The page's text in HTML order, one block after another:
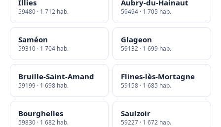
Illies
59480 · 1 712 hab.
Aubry-du-Hainaut
59494 · 1 705 hab.
Saméon
59310 · 1 704 hab.
Glageon
59132 · 1 699 hab.
Bruille-Saint-Amand
59199 · 1 698 hab.
Flines-lès-Mortagne
59158 · 1 685 hab.
Bourghelles
59830 · 1 682 hab.
Saulzoir
59227 · 1 672 hab.